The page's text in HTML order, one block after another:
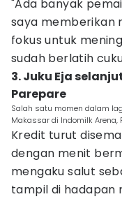
"Ada banyak
saya memberikan
fokus untuk
sudah berlatih
3. Juku Eja
Parepare
Salah satu momen dalam
Makassar di Indomilk Arena,
Kredit turut
dengan menit
mengaku salut
tampil di hadapan